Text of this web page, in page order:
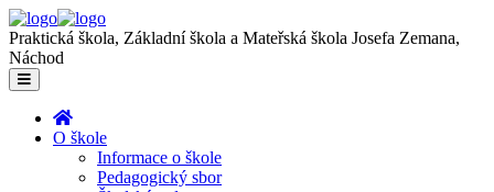
Praktická škola, Základní škola a Mateřská škola Josefa Zemana,
Náchod
O škole
Informace o škole
Pedagogický sbor